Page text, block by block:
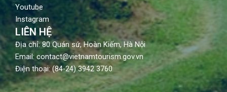
Youtube
Instagram
LIÊN HỆ
Địa chỉ: 80 Quán sứ, Hoàn Kiếm, Hà Nội
Email: contact@vietnamtourism.gov.vn
Điện thoại: (84-24) 3942 3760